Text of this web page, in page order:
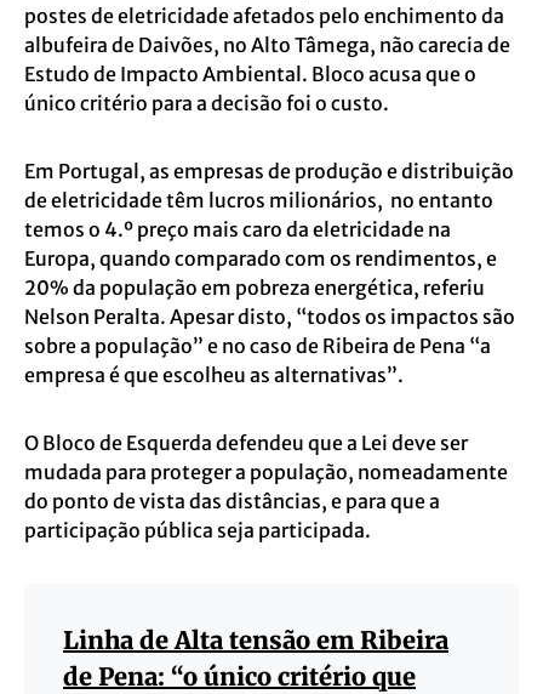
postes de eletricidade afetados pelo enchimento da
albufeira de Daivões, no Alto Tâmega, não carecia de
Estudo de Impacto Ambiental. Bloco acusa que o
único critério para a decisão foi o custo.
Em Portugal, as empresas de produção e distribuição
de eletricidade têm lucros milionários, no entanto
temos o 4.º preço mais caro da eletricidade na
Europa, quando comparado com os rendimentos, e
20% da população em pobreza energética, referiu
Nelson Peralta. Apesar disto, “todos os impactos são
sobre a população” e no caso de Ribeira de Pena “a
empresa é que escolheu as alternativas”.
O Bloco de Esquerda defendeu que a Lei deve ser
mudada para proteger a população, nomeadamente
do ponto de vista das distâncias, e para que a
participação pública seja participada.
Linha de Alta tensão em Ribeira
de Pena: “o único critério que